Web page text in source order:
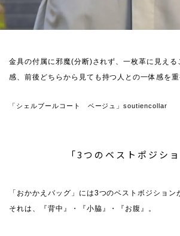
金具の付属に邪魔(分断)されず、一枚革に見える
感、前後どちらから見ても持つ人との一体感を重
「シェルブールコート ベージュ」soutiencollar
「3つのベストポジショ
「おかかえバッグ」には3つのベストボジション
それは、『背中』・『小脇』・『お腹』。